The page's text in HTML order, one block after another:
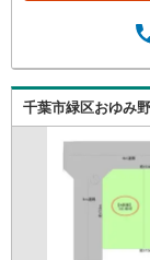
の？疾
ーンの
サポート
千葉市緑区おゆみ